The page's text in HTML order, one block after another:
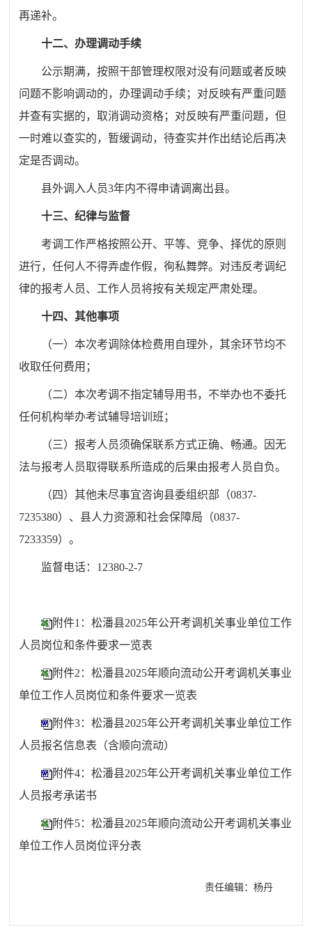
再递补。
十二、办理调动手续
公示期满，按照干部管理权限对没有问题或者反映
问题不影响调动的，办理调动手续；对反映有严重问题
并查有实据的，取消调动资格；对反映有严重问题，但
一时难以查实的，暂缓调动，待查实并作出结论后再决
定是否调动。
县外调入人员3年内不得申请调离出县。
十三、纪律与监督
考调工作严格按照公开、平等、竞争、择优的原则
进行，任何人不得弄虚作假，徇私舞弊。对违反考调纪
律的报考人员、工作人员将按有关规定严肃处理。
十四、其他事项
（一）本次考调除体检费用自理外，其余环节均不
收取任何费用；
（二）本次考调不指定辅导用书，不举办也不委托
任何机构举办考试辅导培训班；
（三）报考人员须确保联系方式正确、畅通。因无
法与报考人员取得联系所造成的后果由报考人员自负。
（四）其他未尽事宜咨询县委组织部（0837-
7235380）、县人力资源和社会保障局（0837-
7233359）。
监督电话：12380-2-7
附件1：松潘县2025年公开考调机关事业单位工作
人员岗位和条件要求一览表
附件2：松潘县2025年顺向流动公开考调机关事业
单位工作人员岗位和条件要求一览表
附件3：松潘县2025年公开考调机关事业单位工作
人员报名信息表（含顺向流动）
附件4：松潘县2025年公开考调机关事业单位工作
人员报考承诺书
附件5：松潘县2025年顺向流动公开考调机关事业
单位工作人员岗位评分表
责任编辑：杨丹